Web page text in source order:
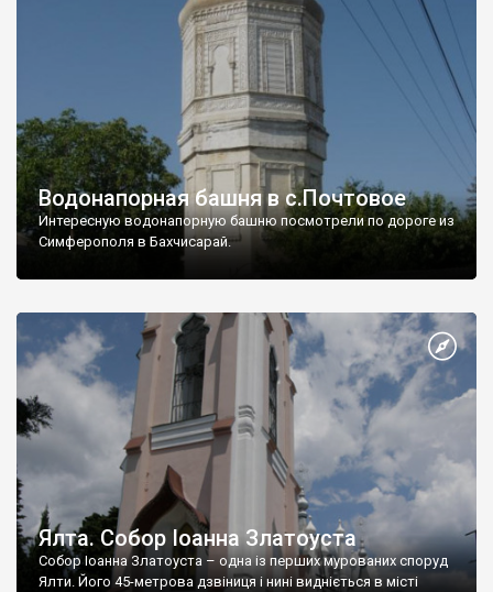
Водонапорная башня в с.Почтовое
Интересную водонапорную башню посмотрели по дороге из
Симферополя в Бахчисарай.
Ялта. Собор Іоанна Златоуста
Собор Іоанна Златоуста – одна із перших мурованих споруд
Ялти. Його 45-метрова дзвіниця і нині видніється в місті